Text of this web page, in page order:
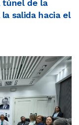
túnel de la
salida hacia el